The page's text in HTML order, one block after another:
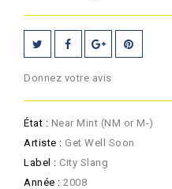
Donnez votre avis
État : Near Mint (NM or M-)
Artiste : Get Well Soon
Label : City Slang
Année : 2008